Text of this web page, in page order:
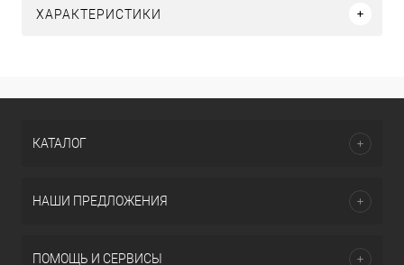
ХАРАКТЕРИСТИКИ
КАТАЛОГ
НАШИ ПРЕДЛОЖЕНИЯ
ПОМОЩЬ И СЕРВИСЫ